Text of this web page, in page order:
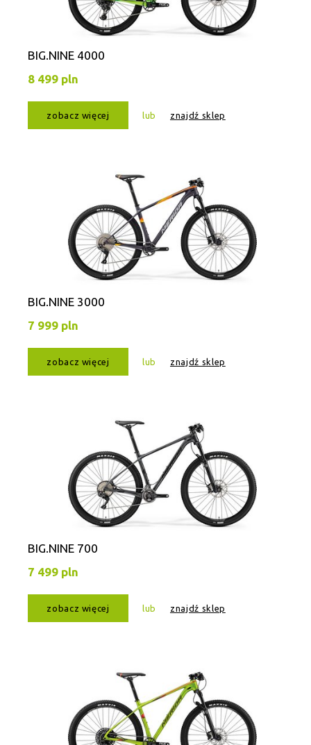
BIG.NINE 4000
8 499 pln
zobacz więcej lub znajdź sklep
BIG.NINE 3000
7 999 pln
zobacz więcej lub znajdź sklep
BIG.NINE 700
7 499 pln
zobacz więcej lub znajdź sklep